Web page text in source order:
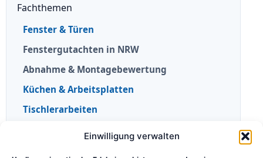
Einwilligung verwalten
Fachthemen
Fenster & Türen
Fenstergutachten in NRW
Abnahme & Montagebewertung
Küchen & Arbeitsplatten
Tischlerarbeiten
Portal & Orientierung